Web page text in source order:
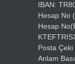
IBAN:
Hesap No
Hesap
Posta Çeki
Anlam